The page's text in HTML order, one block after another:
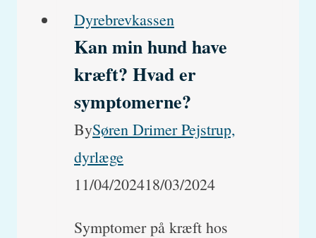
der
er
blevet
større?
Dyrebrevkassen
Kan min hund have
kræft? Hvad er
symptomerne?
BySøren Drimer Pejstrup,
dyrlæge
11/04/202418/03/2024
Symptomer på kræft hos